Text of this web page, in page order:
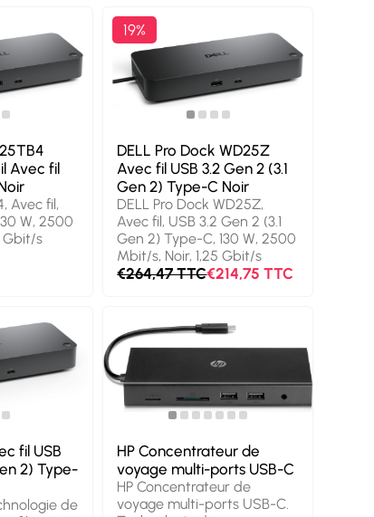
Avec fil
Avec fil,
W, 2500
Gbit/s
19%
DELL Pro Dock WD25Z
Avec fil USB 3.2 Gen 2 (3.1
Gen 2) Type-C Noir
DELL Pro Dock WD25Z,
Avec fil, USB 3.2 Gen 2 (3.1
Gen 2) Type-C, 130 W, 2500
Mbit/s, Noir, 1,25 Gbit/s
€264,47 TTC€214,75 TTC
fil USB
2) Type-
de
HP Concentrateur de
voyage multi-ports USB-C
HP Concentrateur de
voyage multi-ports USB-C.